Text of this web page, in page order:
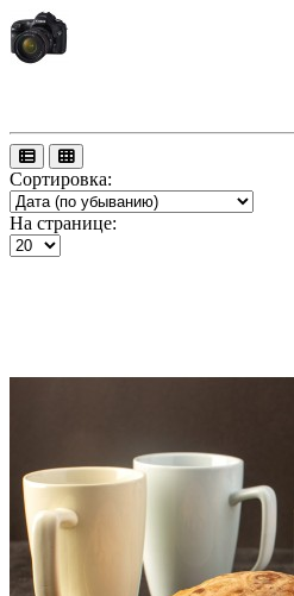
Сортировка:
На странице: